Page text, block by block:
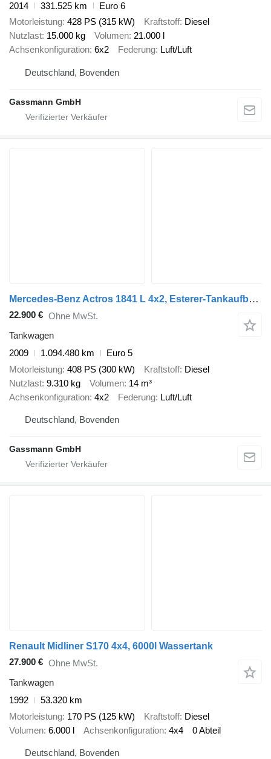
2014
331.525 km
Euro 6
Motorleistung 428 PS (315 kW) Kraftstoff Diesel
Nutzlast 15.000 kg Volumen 21.000 l
Achsenkonfiguration 6x2 Federung Luft/Luft
Deutschland, Bovenden
Gassmann GmbH
Mercedes-Benz Actros 1841 L 4x2, Esterer-Tankaufbau, 3
22.900 € Ohne MwSt.
Tankwagen
2009
1.094.480 km
Euro 5
Motorleistung 408 PS (300 kW) Kraftstoff Diesel
Nutzlast 9.310 kg Volumen 14 m³
Achsenkonfiguration 4x2 Federung Luft/Luft
Deutschland, Bovenden
Gassmann GmbH
Renault Midliner S170 4x4, 6000l Wassertank
27.900 € Ohne MwSt.
Tankwagen
1992
53.320 km
Motorleistung 170 PS (125 kW) Kraftstoff Diesel
Volumen 6.000 l Achsenkonfiguration 4x4 0 Abteil
Deutschland, Bovenden